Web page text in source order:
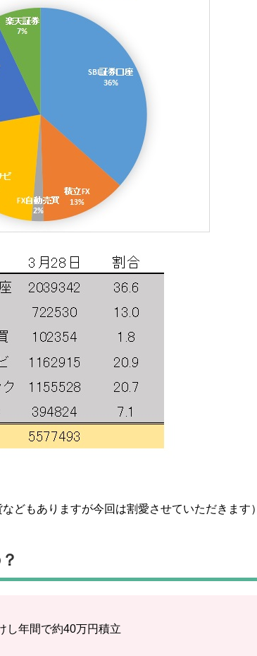
どもありますが今回は割愛させていただきます）
し年間で約40万円積立